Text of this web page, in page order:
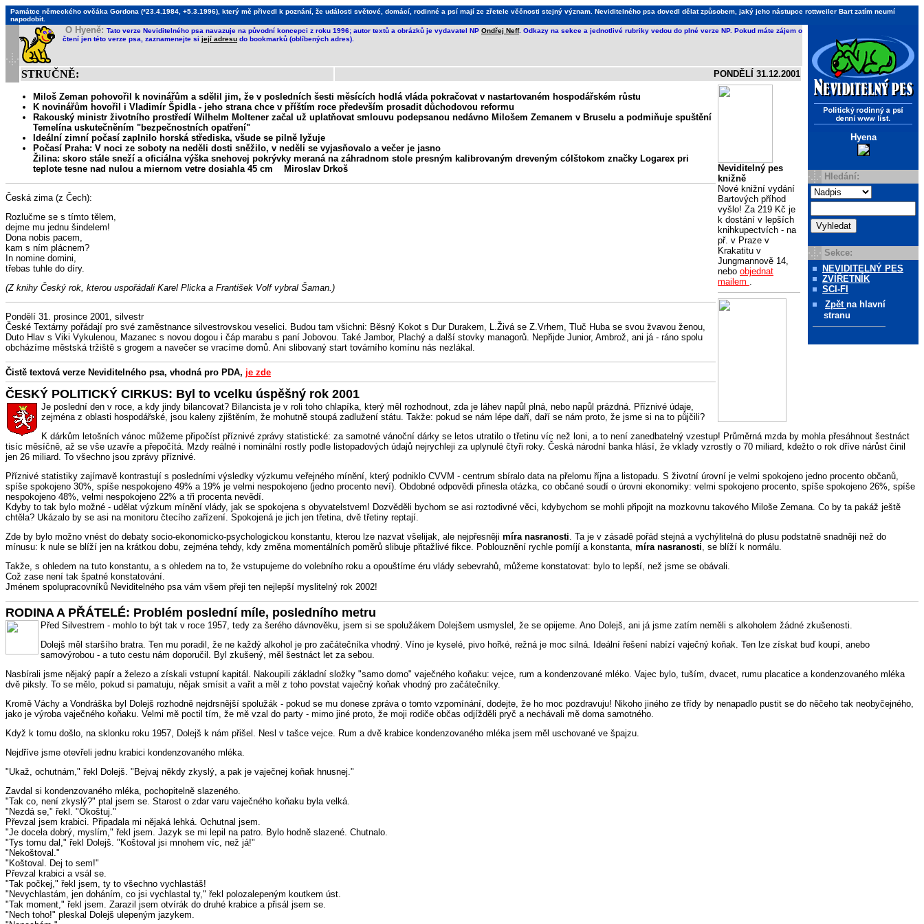
Památce německého ovčáka Gordona (*23.4.1984, +5.3.1996), který mě přivedl k poznání, že události světové, domácí, rodinné a psí mají ze zřetele věčnosti stejný význam. Neviditelného psa dovedl dělat způsobem, jaký jeho nástupce rottweiler Bart zatím neumí
napodobit.
Hyena
Hledání:
Sekce:
NEVIDITELNÝ PES
ZVÍŘETNÍK
SCI-FI
Zpět na hlavní
stranu
O Hyeně: Tato verze Neviditelného psa navazuje na původní koncepci z roku 1996; autor textů a obrázků je vydavatel NP Ondřej Neff. Odkazy na sekce a jednotlivé rubriky vedou do plné verze NP. Pokud máte zájem o
čtení jen této verze psa, zaznamenejte si její adresu do bookmarků (oblíbených adres).
STRUČNĚ: PONDĚLÍ 31.12.2001
Neviditelný pes
knižně
Nové knižní vydání
Bartových příhod
vyšlo! Za 219 Kč je
k dostání v lepších
knihkupectvích - na
př. v Praze v
Krakatitu v
Jungmannově 14,
nebo objednat
mailem .
Miloš Zeman pohovořil k novinářům a sdělil jim, že v posledních šesti měsících hodlá vláda pokračovat v nastartovaném hospodářském růstu
K novinářům hovořil i Vladimír Špidla - jeho strana chce v příštím roce především prosadit důchodovou reformu
Rakouský ministr životního prostředí Wilhelm Moltener začal už uplatňovat smlouvu podepsanou nedávno Milošem Zemanem v Bruselu a podmiňuje spuštění
Temelína uskutečněním "bezpečnostních opatření"
Ideální zimní počasí zaplnilo horská střediska, všude se pilně lyžuje
Počasí Praha: V noci ze soboty na neděli dosti sněžilo, v neděli se vyjasňovalo a večer je jasno
Žilina: skoro stále sneží a oficiálna výška snehovej pokrývky meraná na záhradnom stole presným kalibrovaným dreveným cólštokom značky Logarex pri
teplote tesne nad nulou a miernom vetre dosiahla 45 cm Miroslav Drkoš
Česká zima (z Čech):
Rozlučme se s tímto tělem,
dejme mu jednu šindelem!
Dona nobis pacem,
kam s ním plácnem?
In nomine domini,
třebas tuhle do díry.
(Z knihy Český rok, kterou uspořádali Karel Plicka a František Volf vybral Šaman.)
Pondělí 31. prosince 2001, silvestr
České Textárny pořádají pro své zaměstnance silvestrovskou veselici. Budou tam všichni: Běsný Kokot s Dur Durakem, L.Živá se Z.Vrhem, Tluč Huba se svou žvavou ženou,
Duto Hlav s Viki Vykulenou, Mazanec s novou dogou i čáp marabu s paní Jobovou. Také Jambor, Plachý a další stovky managorů. Nepřijde Junior, Ambrož, ani já - ráno spolu
obcházíme městská tržiště s grogem a navečer se vracíme domů. Ani slibovaný start továrního komínu nás nezlákal.
Čistě textová verze Neviditelného psa, vhodná pro PDA, je zde
ČESKÝ POLITICKÝ CIRKUS: Byl to vcelku úspěšný rok 2001
Je poslední den v roce, a kdy jindy bilancovat? Bilancista je v roli toho chlapíka, který měl rozhodnout, zda je láhev napůl plná, nebo napůl prázdná. Příznivé údaje,
zejména z oblasti hospodářské, jsou kaleny zjištěním, že mohutně stoupá zadlužení státu. Takže: pokud se nám lépe daří, daří se nám proto, že jsme si na to půjčili?
K dárkům letošních vánoc můžeme připočíst příznivé zprávy statistické: za samotné vánoční dárky se letos utratilo o třetinu víc než loni, a to není zanedbatelný vzestup! Průměrná mzda by mohla přesáhnout šestnáct
tisíc měsíčně, až se vše uzavře a přepočítá. Mzdy reálné i nominální rostly podle listopadových údajů nejrychleji za uplynulé čtyři roky. Česká národní banka hlásí, že vklady vzrostly o 70 miliard, kdežto o rok dříve nárůst činil
jen 26 miliard. To všechno jsou zprávy příznivé.
Příznivé statistiky zajímavě kontrastují s posledními výsledky výzkumu veřejného mínění, který podniklo CVVM - centrum sbíralo data na přelomu října a listopadu. S životní úrovní je velmi spokojeno jedno procento občanů,
spíše spokojeno 30%, spíše nespokojeno 49% a 19% je velmi nespokojeno (jedno procento neví). Obdobné odpovědi přinesla otázka, co občané soudí o úrovni ekonomiky: velmi spokojeno procento, spíše spokojeno 26%, spíše
nespokojeno 48%, velmi nespokojeno 22% a tři procenta nevědí.
Kdyby to tak bylo možné - udělat výzkum mínění vlády, jak se spokojena s obyvatelstvem! Dozvěděli bychom se asi roztodivné věci, kdybychom se mohli připojit na mozkovnu takového Miloše Zemana. Co by ta pakáž ještě
chtěla? Ukázalo by se asi na monitoru čtecího zařízení. Spokojená je jich jen třetina, dvě třetiny reptají.
Zde by bylo možno vnést do debaty socio-ekonomicko-psychologickou konstantu, kterou lze nazvat všelijak, ale nejpřesněji míra nasranosti . Ta je v zásadě pořád stejná a vychýlitelná do plusu podstatně snadněji než do
mínusu: k nule se blíží jen na krátkou dobu, zejména tehdy, kdy změna momentálních poměrů slibuje přitažlivé fikce. Poblouznění rychle pomíjí a konstanta, míra nasranosti , se blíží k normálu.
Takže, s ohledem na tuto konstantu, a s ohledem na to, že vstupujeme do volebního roku a opouštíme éru vlády sebevrahů, můžeme konstatovat: bylo to lepší, než jsme se obávali.
Což zase není tak špatné konstatování.
Jménem spolupracovníků Neviditelného psa vám všem přeji ten nejlepší myslitelný rok 2002!
RODINA A PŘÁTELÉ: Problém poslední míle, posledního metru
Před Silvestrem - mohlo to být tak v roce 1957, tedy za šerého dávnověku, jsem si se spolužákem Dolejšem usmyslel, že se opijeme. Ano Dolejš, ani já jsme zatím neměli s alkoholem žádné zkušenosti.
Dolejš měl staršího bratra. Ten mu poradil, že ne každý alkohol je pro začátečníka vhodný. Víno je kyselé, pivo hořké, režná je moc silná. Ideální řešení nabízí vaječný koňak. Ten lze získat buď koupí, anebo
samovýrobou - a tuto cestu nám doporučil. Byl zkušený, měl šestnáct let za sebou.
Nasbírali jsme nějaký papír a železo a získali vstupní kapitál. Nakoupili základní složky "samo domo" vaječného koňaku: vejce, rum a kondenzované mléko. Vajec bylo, tuším, dvacet, rumu placatice a kondenzovaného mléka
dvě piksly. To se mělo, pokud si pamatuju, nějak smísit a vařit a měl z toho povstat vaječný koňak vhodný pro začátečníky.
Kromě Váchy a Vondráška byl Dolejš rozhodně nejdrsnější spolužák - pokud se mu donese zpráva o tomto vzpomínání, dodejte, že ho moc pozdravuju! Nikoho jiného ze třídy by nenapadlo pustit se do něčeho tak neobyčejného,
jako je výroba vaječného koňaku. Velmi mě poctil tím, že mě vzal do party - mimo jiné proto, že moji rodiče občas odjížděli pryč a nechávali mě doma samotného.
Když k tomu došlo, na sklonku roku 1957, Dolejš k nám přišel. Nesl v tašce vejce. Rum a dvě krabice kondenzovaného mléka jsem měl uschované ve špajzu.
Nejdříve jsme otevřeli jednu krabici kondenzovaného mléka.
"Ukaž, ochutnám," řekl Dolejš. "Bejvaj někdy zkyslý, a pak je vaječnej koňak hnusnej."
Zavdal si kondenzovaného mléka, pochopitelně slazeného.
"Tak co, není zkyslý?" ptal jsem se. Starost o zdar varu vaječného koňaku byla velká.
"Nezdá se," řekl. "Okoštuj."
Převzal jsem krabici. Připadala mi nějaká lehká. Ochutnal jsem.
"Je docela dobrý, myslím," řekl jsem. Jazyk se mi lepil na patro. Bylo hodně slazené. Chutnalo.
"Tys tomu dal," řekl Dolejš. "Koštoval jsi mnohem víc, než já!"
"Nekoštoval."
"Koštoval. Dej to sem!"
Převzal krabici a vsál se.
"Tak počkej," řekl jsem, ty to všechno vychlastáš!
"Nevychlastám, jen doháním, co jsi vychlastal ty," řekl polozalepeným koutkem úst.
"Tak moment," řekl jsem. Zarazil jsem otvírák do druhé krabice a přisál jsem se.
"Nech toho!" pleskal Dolejš ulepeným jazykem.